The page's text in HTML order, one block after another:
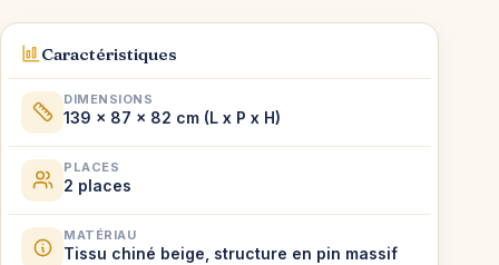
Caractéristiques
DIMENSIONS
139 x 87 x 82 cm (L x P x H)
PLACES
2 places
MATÉRIAU
Tissu chiné beige, structure en pin massif